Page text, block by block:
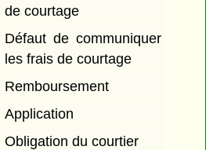
de courtage
Défaut de communiquer
les frais de courtage
Remboursement
Application
Obligation du courtier